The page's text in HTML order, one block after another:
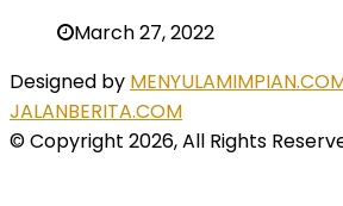
March 27, 2022
Designed by
JALANBERITA.COM
© Copyright 2026, All Rights